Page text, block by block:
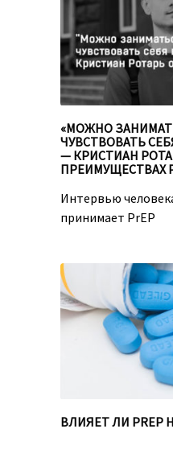
«МОЖНО
ЧУВСТВОВАТЬ
— КРИСТИАН
ПРЕИМУЩЕСТВАХ
Интервью
принимает PrEP
ВЛИЯЕТ ЛИ PREP